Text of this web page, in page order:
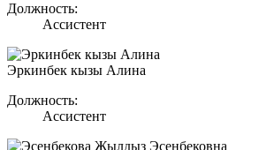
Должность:
Ассистент
Эркинбек кызы Алина
Должность:
Ассистент